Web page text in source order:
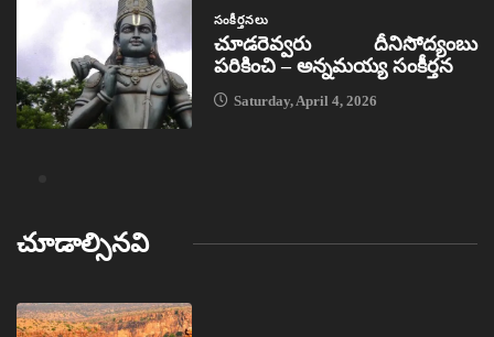
సంకీర్తనలు
చూడరెవ్వరు దీనిసోద్యంబు
పరికించి – అన్నమయ్య సంకీర్తన
Saturday, April 4, 2026
చూడాల్సినవి